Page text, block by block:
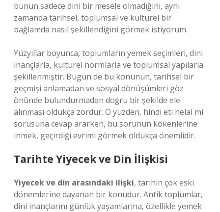
bunun sadece dini bir mesele olmadığını, aynı
zamanda tarihsel, toplumsal ve kültürel bir
bağlamda nasıl şekillendiğini görmek istiyorum.
Yüzyıllar boyunca, toplumların yemek seçimleri, dini
inançlarla, kültürel normlarla ve toplumsal yapılarla
şekillenmiştir. Bugün de bu konunun, tarihsel bir
geçmişi anlamadan ve sosyal dönüşümleri göz
önünde bulundurmadan doğru bir şekilde ele
alınması oldukça zordur. O yüzden, hindi eti helal mi
sorusuna cevap ararken, bu sorunun kökenlerine
inmek, geçirdiği evrimi görmek oldukça önemlidir.
Tarihte Yiyecek ve Din İlişkisi
Yiyecek ve din arasındaki ilişki, tarihin çok eski
dönemlerine dayanan bir konudur. Antik toplumlar,
dini inançlarını günlük yaşamlarına, özellikle yemek